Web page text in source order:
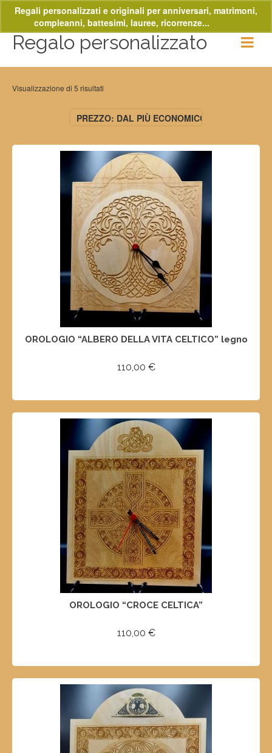
Regalo personalizzato
Visualizzazione di 5 risultati
PREZZO: DAL PIÙ ECONOMICO
OROLOGIO “ALBERO DELLA VITA CELTICO” legno
110,00 €
OROLOGIO “CROCE CELTICA”
110,00 €
Regali personalizzati e originali per anniversari, matrimoni,
compleanni, battesimi, lauree, ricorrenze...